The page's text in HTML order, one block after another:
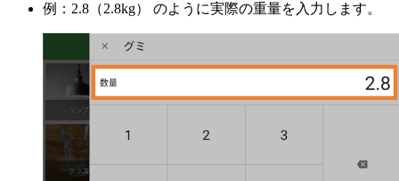
例：2.8（2.8kg） のように実際の重量を入力します。